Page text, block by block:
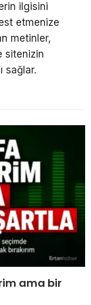
ilgisini
etmenize
metinler,
sitenizin
sağlar.
ama bir